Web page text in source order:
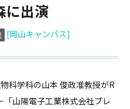
に出演
[岡山キャンパス]
科学科の山本 俊政准教授がR
山陽電子工業株式会社プレ